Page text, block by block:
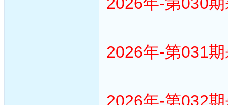
2026年-第031
2026年-第032